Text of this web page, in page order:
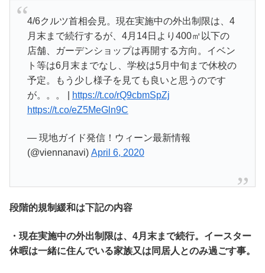
4/6クルツ首相会見。現在実施中の外出制限は、4
月末まで続行するが、4月14日より400㎡以下の
店舗、ガーデンショップは再開する方向。イベン
ト等は6月末までなし、学校は5月中旬まで休校の
予定。もう少し様子を見ても良いと思うのです
が。。。 |
https://t.co/rQ9cbmSpZj
https://t.co/eZ5MeGln9C
— 現地ガイド発信！ウィーン最新情報
(@viennanavi) April 6, 2020
段階的規制緩和は下記の内容
・現在実施中の外出制限は、4月末まで続行。イースター
休暇は一緒に住んでいる家族又は同居人とのみ過ごす事。